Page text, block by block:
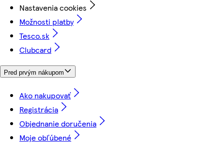
Nastavenia cookies
Možnosti platby
Tesco.sk
Clubcard
Pred prvým nákupom
Ako nakupovať
Registrácia
Objednanie doručenia
Moje obľúbené